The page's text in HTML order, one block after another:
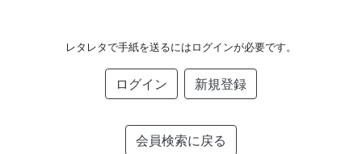
レタレタで手紙を送るにはログインが必要です。
ログイン 新規登録
会員検索に戻る